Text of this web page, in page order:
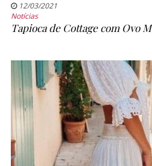
12/03/2021
Notícias
Tapioca de Cottage com Ovo